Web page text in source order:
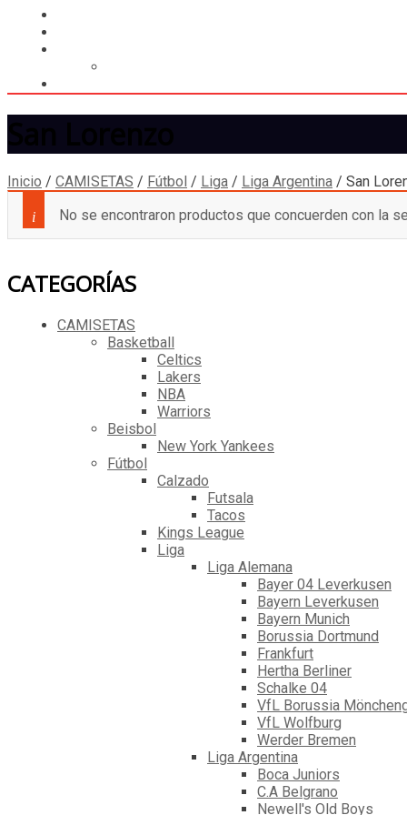
Inicio / CAMISETAS / Fútbol / Liga / Liga Argentina / San
No se encontraron productos que concuerden con la
CATEGORÍAS
CAMISETAS
Basketball
Celtics
Lakers
NBA
Warriors
Beisbol
New York Yankees
Fútbol
Calzado
Futsala
Tacos
Kings League
Liga
Liga Alemana
Bayer 04 Leverkusen
Bayern Leverkusen
Bayern Munich
Borussia Dortmund
Frankfurt
Hertha Berliner
Schalke 04
VfL Borussia
VfL Wolfburg
Werder Bremen
Liga Argentina
Boca Juniors
C.A Belgrano
Newell's Old Boys